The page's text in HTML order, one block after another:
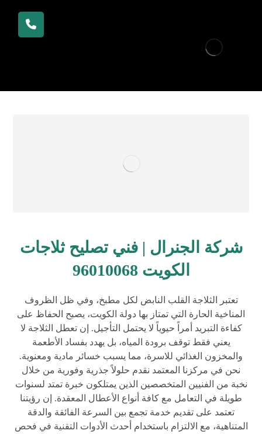
شركة الجنرال | فني تصليح ثلاجات
الكويت 96010068
تعتبر الثلاجة القلب النابض لكل مطبخ، وفي ظل الظروف
المناخية الحارة التي تمتاز بها دولة الكويت، يصبح الحفاظ على
كفاءة التبريد أمراً حيوياً لا يحتمل التأجيل. إن تعطل الثلاجة لا
يعني فقط توقف برودة المياه، بل يهدد بفساد الأطعمة
والمخزون الغذائي للاسرة، مما يسبب خسائر مادية ومعنوية.
نحن في مركزنا المعتمد نقدم حلولاً جذرية وفورية من خلال
نخبة من الفنيين المتخصصين الذين يمتلكون خبرة تمتد لسنوات
طويلة في التعامل مع كافة أنواع الأعطال المعقدة. إن رؤيتنا
تعتمد على تقديم خدمة تجمع بين السرعة الفائقة والدقة
المتناهية، مع الالتزام باستخدام أحدث الأدوات التقنية في فحص